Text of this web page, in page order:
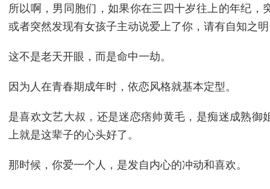
所以啊，男同胞们，如果你在三四十岁往上的年纪，
或者突然发现有女孩子主动说爱上了你，请有自知之
这不是老天开眼，而是命中一劫。
因为人在青春期成年时，依恋风格就基本定型。
是喜欢文艺大叔，还是迷恋痞帅黄毛，是痴迷成熟御
上就是这辈子的心头好了。
那时候，你爱一个人，是发自内心的冲动和喜欢。